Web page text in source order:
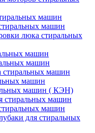
машин
машин
люка стиральных
машин
машин
стиральных машин
машин
машин ( КЭН)
стиральных машин
машин
для стиральных